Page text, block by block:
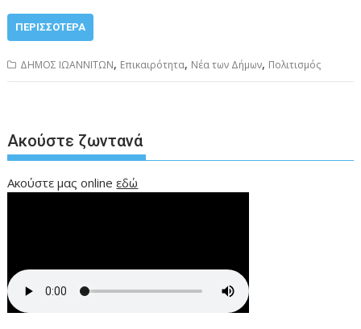
ΠΕΡΙΣΣΌΤΕΡΑ
ΔΗΜΟΣ ΙΩΑΝΝΙΤΩΝ, Επικαιρότητα, Νέα των Δήμων, Πολιτισμός
Ακούστε ζωντανά
Ακούστε μας onlineεδώ